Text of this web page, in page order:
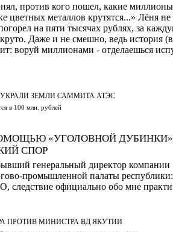
против кого пошел, какие
цветных металлов крутятся...» Лёня
на пяти тысячах рублях, за
Даже и не смешно, ведь история
воруй миллионами - отделаешься
ЗЕМЛИ САММИТА АТЭС
в 100 млн. рублей
«УГОЛОВНОЙ ДУБИНКИ»
СПОР
генеральный директор компании
промышленной палаты
следствие официально обо мне
ПРОТИВ МИНИСТРА ВД ЯКУТИИ